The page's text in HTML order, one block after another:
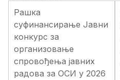
Рашка
суфинансирање Јавни
конкурс за
организовање
спровођења јавних
радова за ОСИ у 2026